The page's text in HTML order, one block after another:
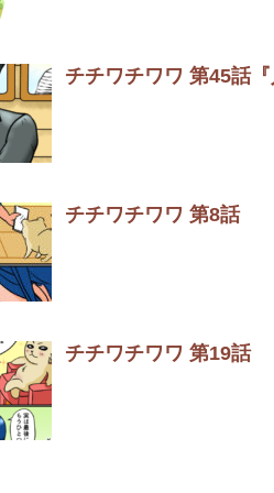
チチワチワワ 第45話
チチワチワワ 第8話
チチワチワワ 第19話